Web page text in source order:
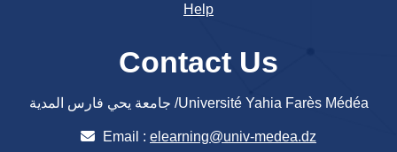
Help
Contact Us
جامعة يحي فارس المدية /Université Yahia Farès Médéa
Email : elearning@univ-medea.dz